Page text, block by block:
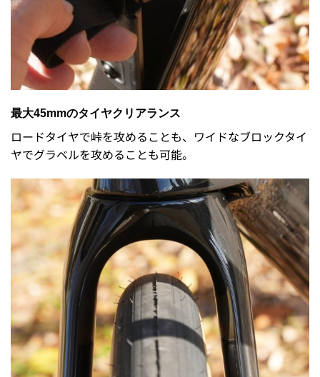
最大45mmのタイヤクリアランス
ロードタイヤで峠を攻めることも、ワイドなブロックタイ
ヤでグラベルを攻めることも可能。